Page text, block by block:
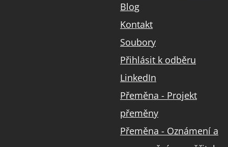
Blog
Kontakt
Soubory
Přihlásit k odběru
LinkedIn
Přeměna - Projekt
přeměny
Přeměna - Oznámení a